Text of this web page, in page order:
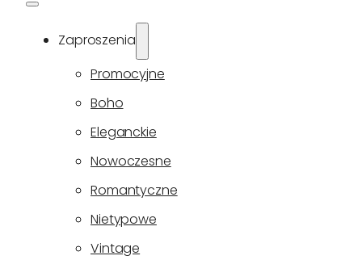
Zaproszenia
Promocyjne
Boho
Eleganckie
Nowoczesne
Romantyczne
Nietypowe
Vintage